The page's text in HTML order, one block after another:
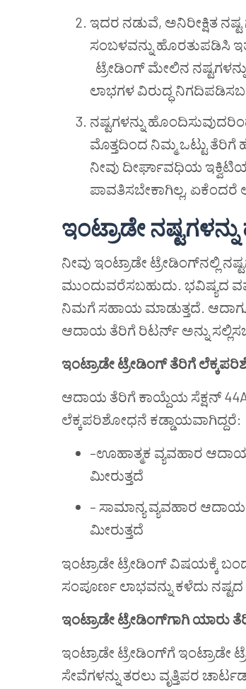
ಇದರ ನಡುವೆ, ಅನಿರೀಕ್ಷಿತ ನಷ್ಟ
ಸಂಬಳವನ್ನು ಹೊರತುಪಡಿಸಿ
ಟ್ರೇಡಿಂಗ್ ಮೇಲಿನ
ಲಾಭಗಳ ವಿರುದ್ಧ
ನಷ್ಟಗಳನ್ನು
ಮೊತ್ತದಿಂದ ನಿಮ್ಮ ಒಟ್ಟು
ನೀವು ದೀರ್ಘಾವಧಿಯ
ಪಾವತಿಸಬೇಕಾಗಿಲ್ಲ, ಏಕೆಂದರೆ
ಇಂಟ್ರಾಡೇ
ನೀವು ಇಂಟ್ರಾಡೇ ಟ್ರೇಡಿಂಗ್‌ನಲ್ಲಿ
ಮುಂದುವರೆಸಬಹುದು. ಭವಿಷ್ಯದ
ನಿಮಗೆ ಸಹಾಯ ಮಾಡುತ್ತದೆ.
ಆದಾಯ ತೆರಿಗೆ ರಿಟರ್ನ್ ಅನ್ನು
ಇಂಟ್ರಾಡೇ ಟ್ರೇಡಿಂಗ್ ತೆರಿಗೆ
ಆದಾಯ ತೆರಿಗೆ ಕಾಯ್ದೆಯ ಸೆಕ್ಷನ್
ಲೆಕ್ಕಪರಿಶೋಧನೆ ಕಡ್ಡಾಯವಾಗಿದ್ದರೆ:
–ಊಹಾತ್ಮಕ ವ್ಯವಹಾರ
ಮೀರುತ್ತದೆ
– ಸಾಮಾನ್ಯ ವ್ಯವಹಾರ
ಮೀರುತ್ತದೆ
ಇಂಟ್ರಾಡೇ ಟ್ರೇಡಿಂಗ್ ವಿಷಯಕ್ಕೆ
ಸಂಪೂರ್ಣ ಲಾಭವನ್ನು ಕಳೆದು
ಇಂಟ್ರಾಡೇ ಟ್ರೇಡಿಂಗ್‌ಗಾಗಿ ಯಾರು
ಇಂಟ್ರಾಡೇ ಟ್ರೇಡಿಂಗ್‌ಗೆ
ಸೇವೆಗಳನ್ನು ತರಲು ವೃತ್ತಿಪರ